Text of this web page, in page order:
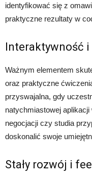
identyfikować się z
praktyczne rezultaty w
Interaktywność i
Ważnym elementem
oraz praktyczne
przyswajalna, gdy
natychmiastowej
negocjacji czy studia
doskonalić swoje
Stały rozwój i